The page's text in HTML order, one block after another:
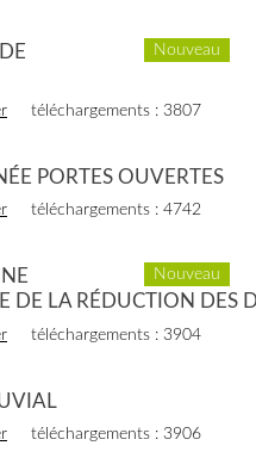
Nouveau
téléchargements : 3807
PORTES OUVERTES
téléchargements : 4742
Nouveau
DE LA RÉDUCTION DES
téléchargements : 3904
téléchargements : 3906